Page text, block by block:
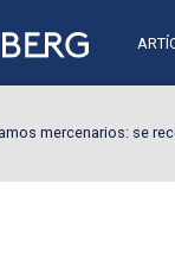
mercenarios: se